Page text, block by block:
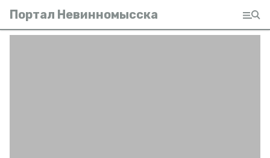
Портал Невинномысска